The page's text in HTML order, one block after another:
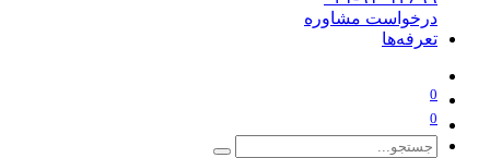
درخواست مشاوره
تعرفه‌ها
0
0